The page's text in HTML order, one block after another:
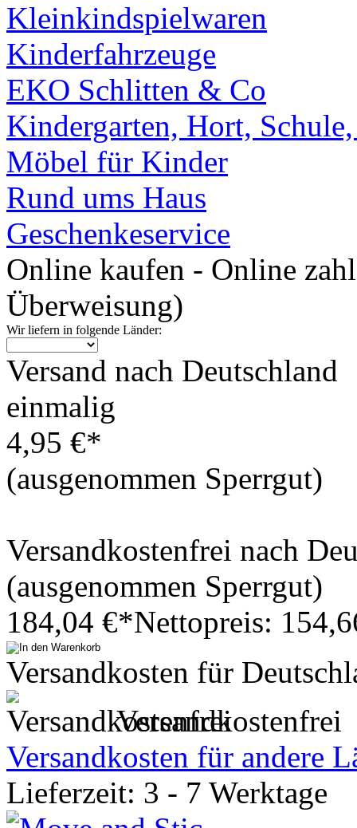
Kleinkindspielwaren
Kinderfahrzeuge
EKO Schlitten & Co
Kindergarten, Hort,
Möbel für Kinder
Rund ums Haus
Geschenkeservice
Online kaufen - Online
Überweisung)
Wir liefern in folgende Länder:
Versand nach Deutschland
einmalig
4,95 €*
(ausgenommen Sperrgut)
Versandkostenfrei nach
(ausgenommen Sperrgut)
184,04 €*Nettopreis:
Versandkosten für
Versandkostenfrei
Versandkosten für andere
Lieferzeit: 3 - 7 Werktage